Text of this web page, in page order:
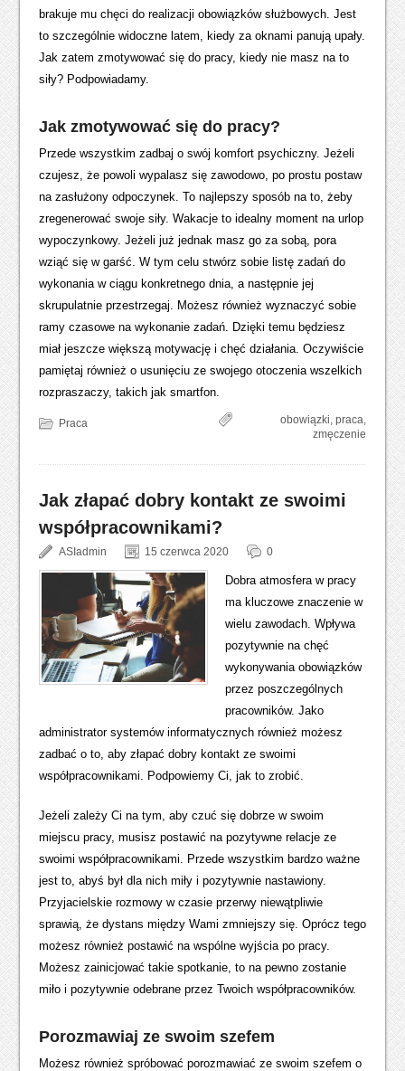
brakuje mu chęci do realizacji obowiązków służbowych. Jest
to szczególnie widoczne latem, kiedy za oknami panują upały.
Jak zatem zmotywować się do pracy, kiedy nie masz na to
siły? Podpowiadamy.
Jak zmotywować się do pracy?
Przede wszystkim zadbaj o swój komfort psychiczny. Jeżeli
czujesz, że powoli wypalasz się zawodowo, po prostu postaw
na zasłużony odpoczynek. To najlepszy sposób na to, żeby
zregenerować swoje siły. Wakacje to idealny moment na urlop
wypoczynkowy. Jeżeli już jednak masz go za sobą, pora
wziąć się w garść. W tym celu stwórz sobie listę zadań do
wykonania w ciągu konkretnego dnia, a następnie jej
skrupulatnie przestrzegaj. Możesz również wyznaczyć sobie
ramy czasowe na wykonanie zadań. Dzięki temu będziesz
miał jeszcze większą motywację i chęć działania. Oczywiście
pamiętaj również o usunięciu ze swojego otoczenia wszelkich
rozpraszaczy, takich jak smartfon.
Praca obowiązki,praca,
zmęczenie
Jak złapać dobry kontakt ze swoimi
współpracownikami?
ASIadmin 15 czerwca 2020 0
Dobra atmosfera w pracy
ma kluczowe znaczenie w
wielu zawodach. Wpływa
pozytywnie na chęć
wykonywania obowiązków
przez poszczególnych
pracowników. Jako
administrator systemów informatycznych również możesz
zadbać o to, aby złapać dobry kontakt ze swoimi
współpracownikami. Podpowiemy Ci, jak to zrobić.
Jeżeli zależy Ci na tym, aby czuć się dobrze w swoim
miejscu pracy, musisz postawić na pozytywne relacje ze
swoimi współpracownikami. Przede wszystkim bardzo ważne
jest to, abyś był dla nich miły i pozytywnie nastawiony.
Przyjacielskie rozmowy w czasie przerwy niewątpliwie
sprawią, że dystans między Wami zmniejszy się. Oprócz tego
możesz również postawić na wspólne wyjścia po pracy.
Możesz zainicjować takie spotkanie, to na pewno zostanie
miło i pozytywnie odebrane przez Twoich współpracowników.
Porozmawiaj ze swoim szefem
Możesz również spróbować porozmawiać ze swoim szefem o